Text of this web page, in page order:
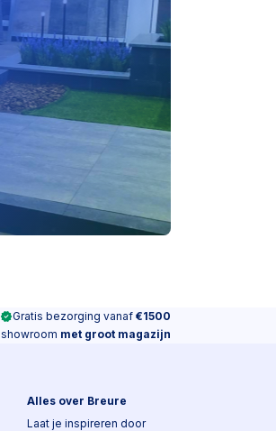
Gratis bezorging vanaf €1500
showroom met groot magazijn
Alles over Breure
Laat je inspireren door